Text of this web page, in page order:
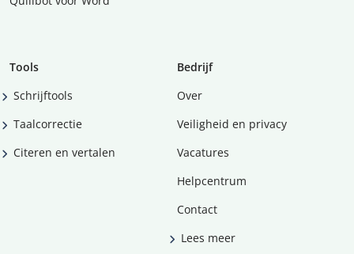
Tools
Schrijftools
Taalcorrectie
Citeren en vertalen
Bedrijf
Over
Veiligheid en privacy
Vacatures
Helpcentrum
Contact
Lees meer